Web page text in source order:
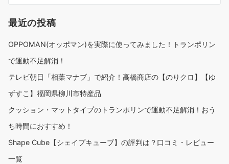
最近の投稿
OPPOMAN(オッポマン)を実際に使ってみました！トランポリン
で運動不足解消！
テレビ朝日「相葉マナブ」で紹介！高橋商店の【のりクロ】【ゆ
ずすこ】福岡県柳川市特産品
クッション・マットタイプのトランポリンで運動不足解消！おう
ち時間におすすめ！
Shape Cube【シェイプキューブ】の評判は？口コミ・レビュー
一覧